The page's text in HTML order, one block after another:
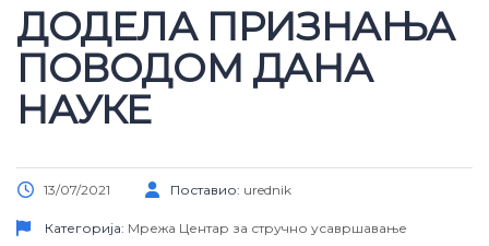
ДОДЕЛА ПРИЗНАЊА
ПОВОДОМ ДАНА
НАУКЕ
13/07/2021 Поставио: urednik
Категорија: Мрежа Центар за стручно усавршавање